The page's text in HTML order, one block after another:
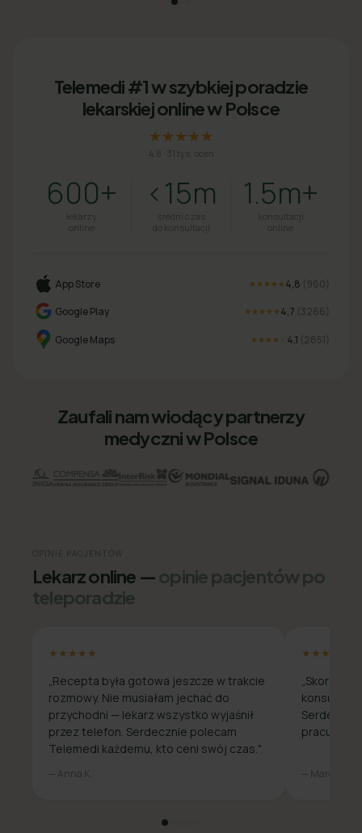
Telemedi #1 w szybkiej poradzie
lekarskiej online w Polsce
★★★★★
4.8 31 tys. ocen
600+
lekarzy
online
<15m
średni czas
do konsultacji
1.5m+
konsultacji
online
App Store ★★★★★ 4,8 (960
Google Play
★★★★★ 4,7 (3266
Google Maps ★★★★ 4,1 (2851
Zaufali nam wiodący partnerzy
medyczni w Polsce
OPINIE PACJENTÓW
Lekarz online —opinie pacjentów po
teleporadzie
★★★★★
„Recepta była gotowa jeszcze w trakcie
rozmowy. Nie musiałam jechać do
przychodni — lekarz wszystko wyjaśnił
przez telefon. Serdecznie polecam
Telemedi każdemu, kto ceni swój czas."
— Anna K.
★★★★★
pracuje
— Marcin W.